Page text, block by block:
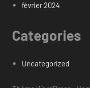
février 2024
Categories
Uncategorized